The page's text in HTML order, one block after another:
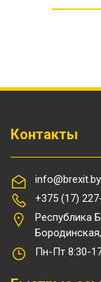
Контакты
info@brexit.by
+375 (17)
Республика
Пн-Пт 8:30-